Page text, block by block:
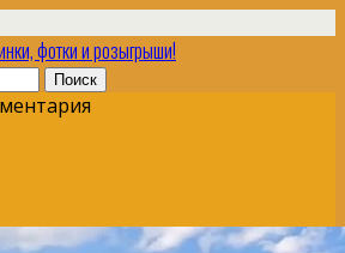
фотки и розыгрыши!